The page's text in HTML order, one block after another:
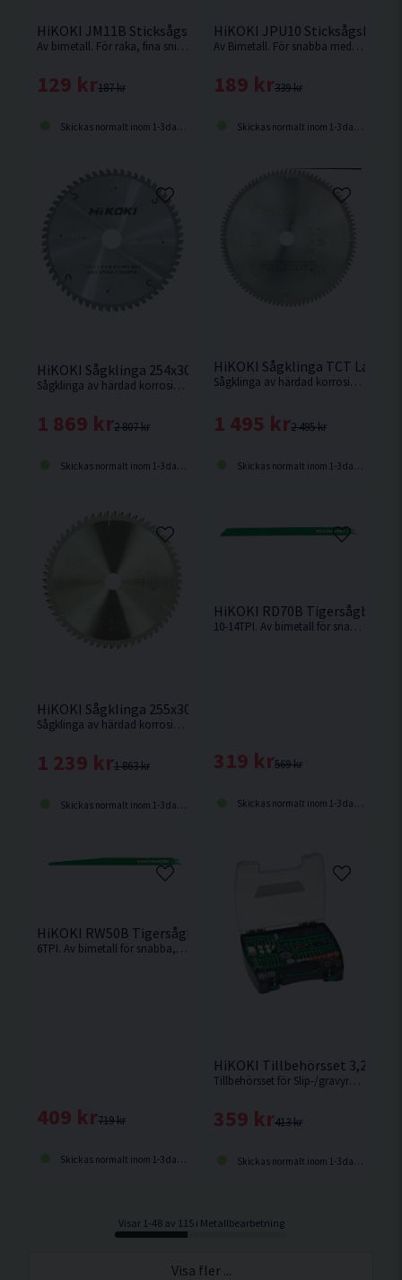
HiKOKI JM11B Sticksågsblad Metall 91,5x7,5mm (11-
Av bimetall. För raka, fina snitt i t.ex. mjukt stål, aluminium, legeringar och plast
187 kr
129 kr
Skickas normalt inom 1-3 dagar
HiKOKI JPU10 Sticksågsblad
Av Bimetall. För snabba medelgrova till grova snitt i hårdare material som trä med spik, metall, aluminium och ickejärn-metaller
339 kr
189 kr
Skickas normalt inom 1-3 dagar
HiKOKI Sågklinga 254x30x2,6mm 80T (ALU)
Sågklinga av härdad korrosionsbeständigt stål för kapning utav aluminiumsmaterialer.
2 807 kr
1 869 kr
Skickas normalt inom 1-3 dagar
HiKOKI Sågklinga TCT
Sågklinga av härdad korrosionsbeständigt stål för sågning i hårda och mjuka träslag och även aluminiumsmaterialer.
2 495 kr
1 495 kr
Skickas normalt inom 1-3 dagar
HiKOKI Sågklinga 255x30x2,4mm 80T (ALU)
Sågklinga av härdad korrosionsbeständigt stål för kapning utav aluminiumsmaterialer.
1 863 kr
1 239 kr
Skickas normalt inom 1-3 dagar
HiKOKI RD70B Tigersågblad
10-14TPI. Av bimetall för snabba, medelgrova till grova snitt i t.ex. hårt och mjukt trä, aluminium, plast och legeringar.
569 kr
319 kr
Skickas normalt inom 1-3 dagar
HiKOKI RW50B Tigersågblad Universal 305mm 5-pack
6TPI. Av bimetall för snabba, medelgrova till grova snitt i t.ex. hårt och mjukt trä, aluminium, plast och legeringar.
719 kr
409 kr
Skickas normalt inom 1-3 dagar
HiKOKI Tillbehörsset 3,2mm
Tillbehörsset för Slip-/gravyrmaskiner, 220 delar
413 kr
359 kr
Skickas normalt inom 1-3 dagar
Visar 1-48 av 115 i Metallbearbetning
Visa fler ...